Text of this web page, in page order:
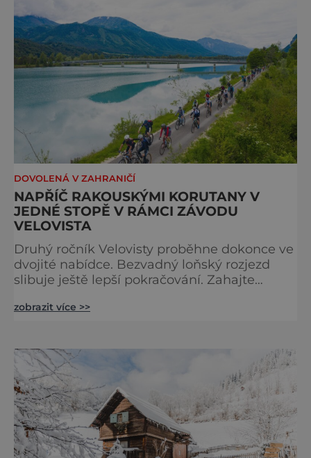
DOVOLENÁ V ZAHRANIČÍ
NAPŘÍČ RAKOUSKÝMI KORUTANY V
JEDNÉ STOPĚ V RÁMCI ZÁVODU
VELOVISTA
Druhý ročník Velovisty proběhne dokonce ve
dvojité nabídce. Bezvadný loňský rozjezd
slibuje ještě lepší pokračování. Zahajte
jízdou kolem korutanských jezer v
servisem včetně noclehů. Letos o tři týdny
dříve, už mezi 25. dubnem a 3. květnem. Ano,
Velovista se dá nazvat i cyklist
zobrazit více >>